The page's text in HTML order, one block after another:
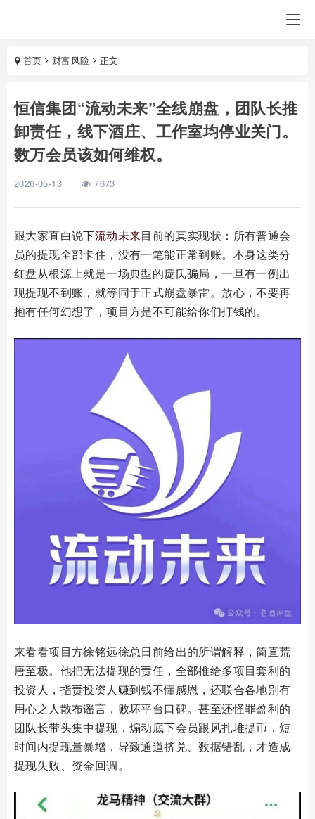
首页 财富风险 正文
恒信集团“流动未来”全线崩盘，团队长推
卸责任，线下酒庄、工作室均停业关门。
数万会员该如何维权。
2026-05-13 7673
跟大家直白说下流动未来目前的真实现状：所有普通会
员的提现全部卡住，没有一笔能正常到账。本身这类分
红盘从根源上就是一场典型的庞氏骗局，一旦有一例出
现提现不到账，就等同于正式崩盘暴雷。放心，不要再
抱有任何幻想了，项目方是不可能给你们打钱的。
来看看项目方徐铭远徐总日前给出的所谓解释，简直荒
唐至极。他把无法提现的责任，全部推给多项目套利的
投资人，指责投资人赚到钱不懂感恩，还联合各地别有
用心之人散布谣言，败坏平台口碑。甚至还怪罪盈利的
团队长带头集中提现，煽动底下会员跟风扎堆提币，短
时间内提现量暴增，导致通道挤兑、数据错乱，才造成
提现失败、资金回调。